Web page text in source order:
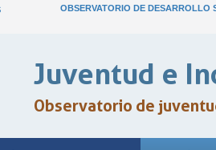
OBSERVATORIO DE DESARROLLO
Juventud e
Observatorio de